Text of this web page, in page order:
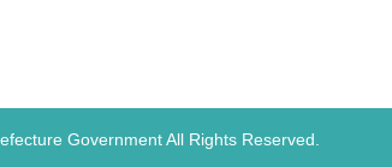
Government All Rights Reserved.